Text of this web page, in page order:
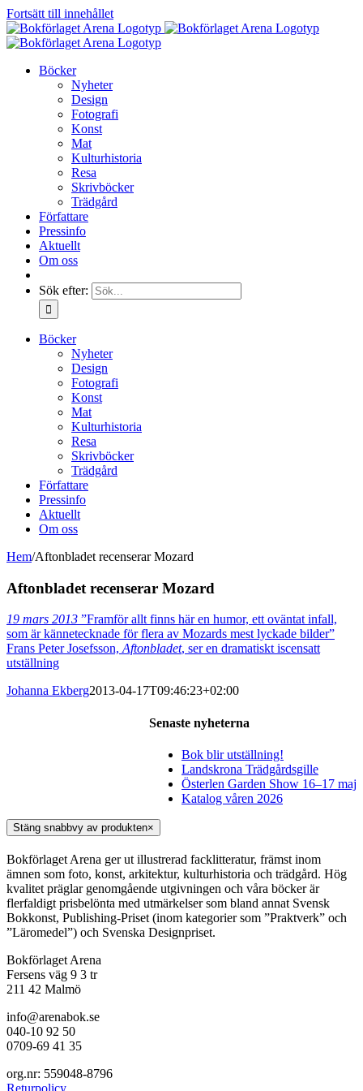
Fortsätt till innehållet
Böcker
Nyheter
Design
Fotografi
Konst
Mat
Kulturhistoria
Resa
Skrivböcker
Trädgård
Författare
Pressinfo
Aktuellt
Om oss
Sök efter:
Böcker
Nyheter
Design
Fotografi
Konst
Mat
Kulturhistoria
Resa
Skrivböcker
Trädgård
Författare
Pressinfo
Aktuellt
Om oss
Hem/Aftonbladet recenserar Mozard
Aftonbladet recenserar Mozard
19 mars 2013 ”Framför allt finns här en humor, ett oväntat infall,
som är kännetecknade för flera av Mozards mest lyckade bilder”
Frans Peter Josefsson,Aftonbladet, ser en dramatiskt iscensatt
utställning
Johanna Ekberg2013-04-17T09:46:23+02:00
Senaste nyheterna
Bok blir utställning!
Landskrona Trädgårdsgille
Österlen Garden Show 16–17 maj
Katalog våren 2026
Stäng snabbvy av produkten×
Bokförlaget Arena ger ut illustrerad facklitteratur, främst inom
ämnen som foto, konst, arkitektur, kulturhistoria och trädgård. Hög
kvalitet präglar genomgående utgivningen och våra böcker är
flerfaldigt prisbelönta med utmärkelser som bland annat Svensk
Bokkonst, Publishing-Priset (inom kategorier som ”Praktverk” och
”Läromedel”) och Svenska Designpriset.
Bokförlaget Arena
Fersens väg 9 3 tr
211 42 Malmö
info@arenabok.se
040-10 92 50
0709-69 41 35
org.nr: 559048-8796
Returpolicy